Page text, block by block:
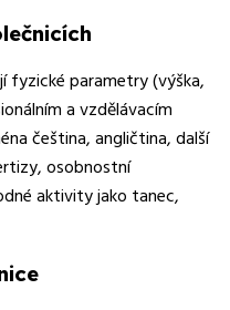
fyzické parametry (výška,
a vzdělávacím
čeština, angličtina, další
osobnostní
aktivity jako tanec,